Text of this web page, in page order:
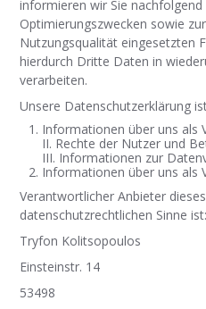
informieren wir Sie
Optimierungszwecken sowie
Nutzungsqualität eingesetzten
hierdurch Dritte Daten in
verarbeiten.
Unsere Datenschutzerklärung
Informationen über uns als
II. Rechte der Nutzer und
III. Informationen zur
Informationen über uns als
Verantwortlicher Anbieter
datenschutzrechtlichen Sinne ist:
Tryfon Kolitsopoulos
Einsteinstr. 14
53498